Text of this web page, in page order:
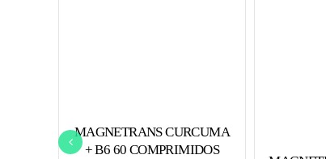
MAGNETRANS CURCUMA
+ B6 60 COMPRIMIDOS